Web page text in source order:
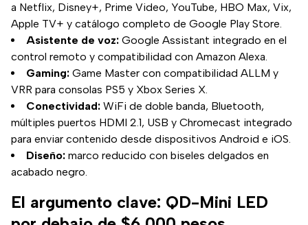
a Netflix, Disney+, Prime Video, YouTube, HBO Max, Vix,
Apple TV+ y catálogo completo de Google Play Store.
Asistente de voz: Google Assistant integrado en el
control remoto y compatibilidad con Amazon Alexa.
Gaming: Game Master con compatibilidad ALLM y
VRR para consolas PS5 y Xbox Series X.
Conectividad: WiFi de doble banda, Bluetooth,
múltiples puertos HDMI 2.1, USB y Chromecast integrado
para enviar contenido desde dispositivos Android e iOS.
Diseño: marco reducido con biseles delgados en
acabado negro.
El argumento clave: QD-Mini LED